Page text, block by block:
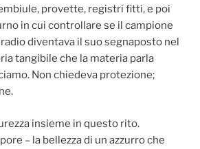
provette, registri fitti, e poi
in cui controllare se il campione
radio diventava il suo segnaposto nel
tangibile che la materia parla
Non chiedeva protezione;
insieme in questo rito.
– la bellezza di un azzurro che